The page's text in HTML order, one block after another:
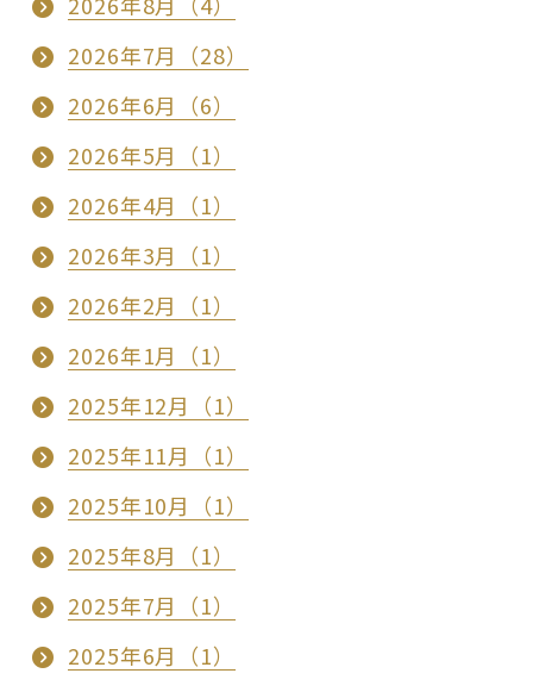
2026年7月（28）
2026年6月（6）
2026年5月（1）
2026年4月（1）
2026年3月（1）
2026年2月（1）
2026年1月（1）
2025年12月（1）
2025年11月（1）
2025年10月（1）
2025年8月（1）
2025年7月（1）
2025年6月（1）